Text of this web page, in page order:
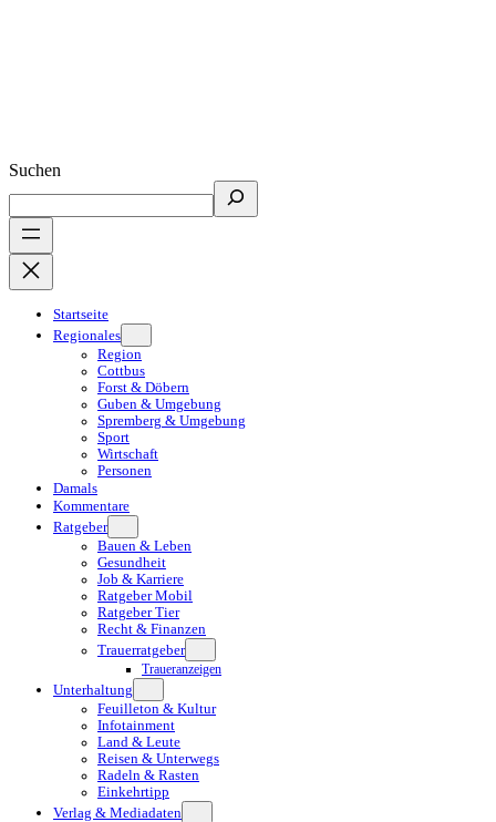
Suchen
Startseite
Regionales
Region
Cottbus
Forst & Döbern
Guben & Umgebung
Spremberg & Umgebung
Sport
Wirtschaft
Personen
Damals
Kommentare
Ratgeber
Bauen & Leben
Gesundheit
Job & Karriere
Ratgeber Mobil
Ratgeber Tier
Recht & Finanzen
Trauerratgeber
Traueranzeigen
Unterhaltung
Feuilleton & Kultur
Infotainment
Land & Leute
Reisen & Unterwegs
Radeln & Rasten
Einkehrtipp
Verlag & Mediadaten